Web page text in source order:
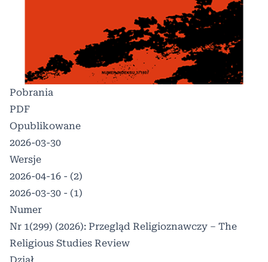
Pobrania
PDF
Opublikowane
2026-03-30
Wersje
2026-04-16 - (2)
2026-03-30 - (1)
Numer
Nr 1(299) (2026): Przegląd Religioznawczy – The
Religious Studies Review
Dział